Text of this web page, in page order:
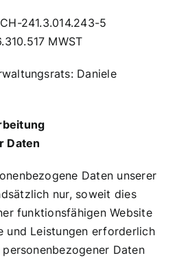
241.3.014.243-5
MWST
Daniele
Daten
Daten unserer
nur, soweit dies
funktionsfähigen Website
und Leistungen erforderlich
Daten